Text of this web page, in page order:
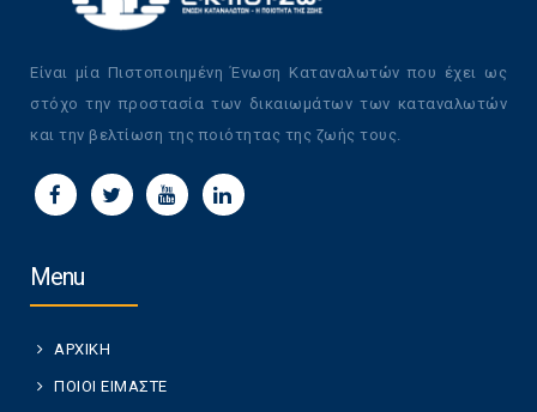
Είναι μία Πιστοποιημένη Ένωση Καταναλωτών που έχει ως
στόχο την προστασία των δικαιωμάτων των καταναλωτών
και την βελτίωση της ποιότητας της ζωής τους.
Menu
ΑΡΧΙΚΗ
ΠΟΙΟΙ ΕΙΜΑΣΤΕ